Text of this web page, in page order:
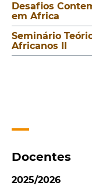
Desafios
em Africa
Seminário
Africanos II
Docentes
2025/2026